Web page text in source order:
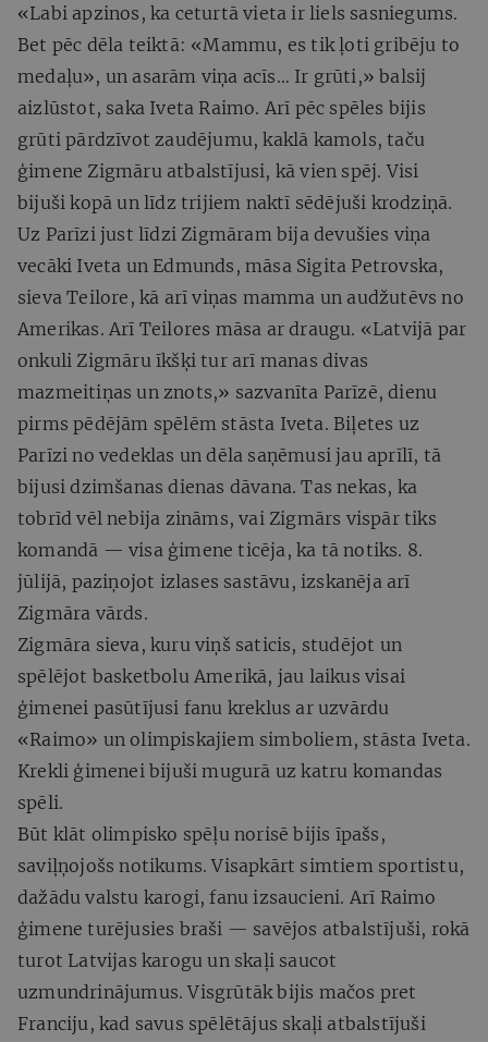
«Labi apzinos, ka ceturtā vieta ir liels sasniegums.
Bet pēc dēla teiktā: «Mammu, es tik ļoti gribēju to
medaļu», un asarām viņa acīs… Ir grūti,» balsij
aizlūstot, saka Iveta Raimo. Arī pēc spēles bijis
grūti pārdzīvot zaudējumu, kaklā kamols, taču
ģimene Zigmāru atbalstījusi, kā vien spēj. Visi
bijuši kopā un līdz trijiem naktī sēdējuši krodziņā.
Uz Parīzi just līdzi Zigmāram bija devušies viņa
vecāki Iveta un Edmunds, māsa Sigita Petrovska,
sieva Teilore, kā arī viņas mamma un audžutēvs no
Amerikas. Arī Teilores māsa ar draugu. «Latvijā par
onkuli Zigmāru īkšķi tur arī manas divas
mazmeitiņas un znots,» sazvanīta Parīzē, dienu
pirms pēdējām spēlēm stāsta Iveta. Biļetes uz
Parīzi no vedeklas un dēla saņēmusi jau aprīlī, tā
bijusi dzimšanas dienas dāvana. Tas nekas, ka
tobrīd vēl nebija zināms, vai Zigmārs vispār tiks
komandā — visa ģimene ticēja, ka tā notiks. 8.
jūlijā, paziņojot izlases sastāvu, izskanēja arī
Zigmāra vārds.
Zigmāra sieva, kuru viņš saticis, studējot un
spēlējot basketbolu Amerikā, jau laikus visai
ģimenei pasūtījusi fanu kreklus ar uzvārdu
«Raimo» un olimpiskajiem simboliem, stāsta Iveta.
Krekli ģimenei bijuši mugurā uz katru komandas
spēli.
Būt klāt olimpisko spēļu norisē bijis īpašs,
saviļņojošs notikums. Visapkārt simtiem sportistu,
dažādu valstu karogi, fanu izsaucieni. Arī Raimo
ģimene turējusies braši — savējos atbalstījuši, rokā
turot Latvijas karogu un skaļi saucot
uzmundrinājumus. Visgrūtāk bijis mačos pret
Franciju, kad savus spēlētājus skaļi atbalstījuši